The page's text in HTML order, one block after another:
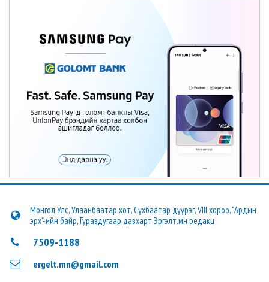
Монгол Улс, Улаанбаатар хот, Сүхбаатар дүүрэг, VIII хороо, "Ардын
эрх"-ийн байр, Гуравдугаар давхарт Эргэлт.мн редакц
7509-1188
ergelt.mn@gmail.com